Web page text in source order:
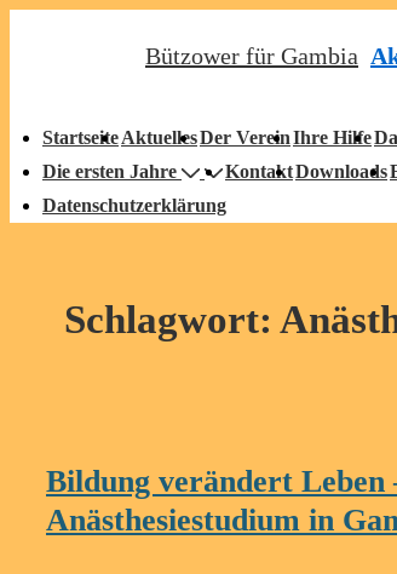
Bützower für Gambia
StartseiteAktuellesDer VereinIhre Hilfe
Die ersten Jahre
KontaktDownloads
Datenschutzerklärung
Schlagwort:
Bildung verändert
Anästhesiestudium in